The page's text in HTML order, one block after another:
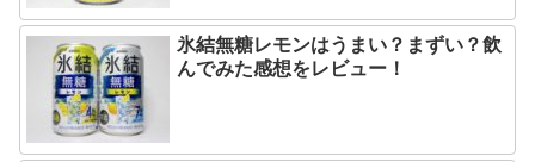
氷結無糖レモンはうまい？まずい？飲
んでみた感想をレビュー！